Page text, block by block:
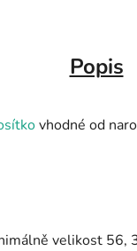
Popis
vhodné od
velikost 56,